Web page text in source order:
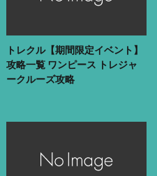
トレクル【期間限定イベント】
攻略一覧 ワンピース トレジャ
ークルーズ攻略